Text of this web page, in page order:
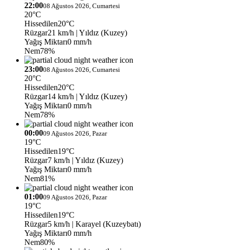
22:0008 Ağustos 2026, Cumartesi
20°C
Hissedilen20°C
Rüzgar21 km/h | Yıldız (Kuzey)
Yağış Miktarı0 mm/h
Nem78%
23:0008 Ağustos 2026, Cumartesi
20°C
Hissedilen20°C
Rüzgar14 km/h | Yıldız (Kuzey)
Yağış Miktarı0 mm/h
Nem78%
00:0009 Ağustos 2026, Pazar
19°C
Hissedilen19°C
Rüzgar7 km/h | Yıldız (Kuzey)
Yağış Miktarı0 mm/h
Nem81%
01:0009 Ağustos 2026, Pazar
19°C
Hissedilen19°C
Rüzgar5 km/h | Karayel (Kuzeybatı)
Yağış Miktarı0 mm/h
Nem80%